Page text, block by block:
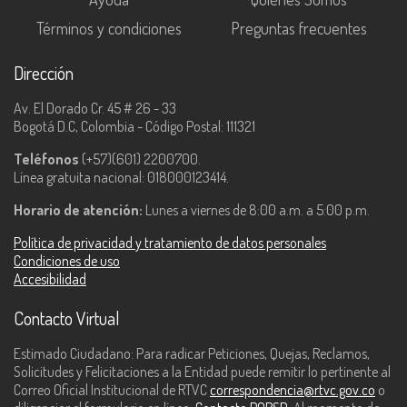
Términos y condiciones
Preguntas frecuentes
Dirección
Av. El Dorado Cr. 45 # 26 - 33
Bogotá D.C, Colombia - Código Postal: 111321
Teléfonos (+57)(601) 2200700.
Línea gratuita nacional: 018000123414.
Horario de atención: Lunes a viernes de 8:00 a.m. a 5:00 p.m.
Política de privacidad y tratamiento de datos personales
Condiciones de uso
Accesibilidad
Contacto Virtual
Estimado Ciudadano: Para radicar Peticiones, Quejas, Reclamos,
Solicitudes y Felicitaciones a la Entidad puede remitir lo pertinente al
Correo Oficial Institucional de RTVC correspondencia@rtvc.gov.co o